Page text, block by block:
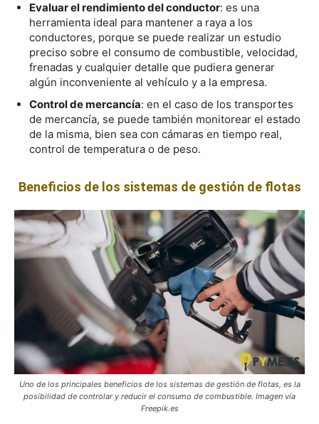
Evaluar el rendimiento del conductor: es una
herramienta ideal para mantener a raya a los
conductores, porque se puede realizar un estudio
preciso sobre el consumo de combustible, velocidad,
frenadas y cualquier detalle que pudiera generar
algún inconveniente al vehículo y a la empresa.
Control de mercancía: en el caso de los transportes
de mercancía, se puede también monitorear el estado
de la misma, bien sea con cámaras en tiempo real,
control de temperatura o de peso.
Beneficios de los sistemas de gestión de flotas
Uno de los principales beneficios de los sistemas de gestión de flotas, es la
posibilidad de controlar y reducir el consumo de combustible. Imagen vía
Freepik.es